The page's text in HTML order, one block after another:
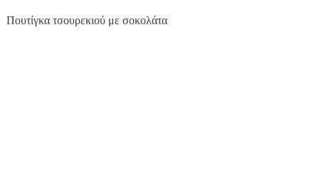
Πουτίγκα τσουρεκιού με σοκολάτα